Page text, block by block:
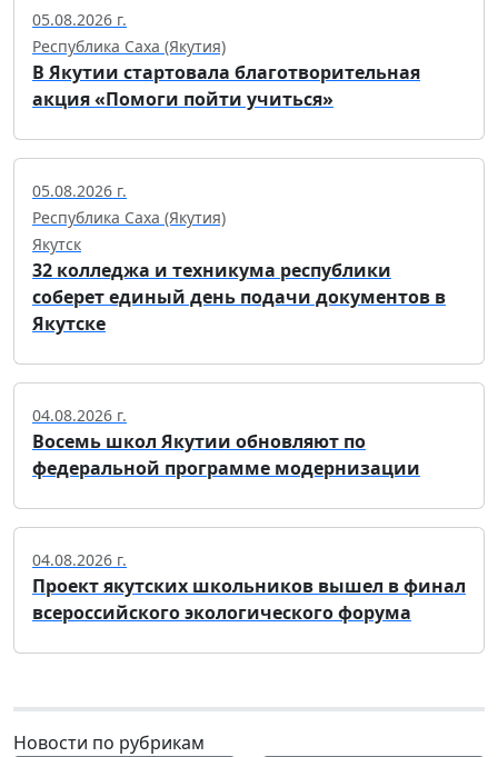
05.08.2026 г.
Республика Саха (Якутия)
В Якутии стартовала благотворительная
акция «Помоги пойти учиться»
05.08.2026 г.
Республика Саха (Якутия)
Якутск
32 колледжа и техникума республики
соберет единый день подачи документов в
Якутске
04.08.2026 г.
Восемь школ Якутии обновляют по
федеральной программе модернизации
04.08.2026 г.
Проект якутских школьников вышел в финал
всероссийского экологического форума
Новости по рубрикам